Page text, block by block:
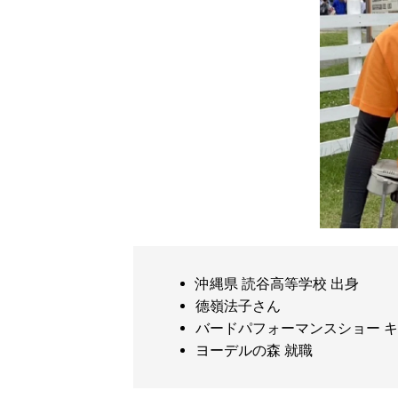
沖縄県 読谷高等学校 出身
德嶺法子さん
バードパフォーマンスショー
ヨーデルの森 就職